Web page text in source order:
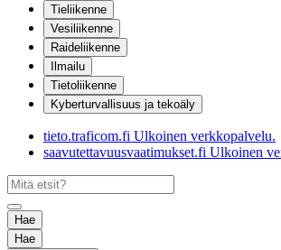
Tieliikenne
Vesiliikenne
Raideliikenne
Ilmailu
Tietoliikenne
Kyberturvallisuus ja tekoäly
tieto.traficom.fi Ulkoinen verkkopalvelu.
saavutettavuusvaatimukset.fi Ulkoinen
Hae
Hae